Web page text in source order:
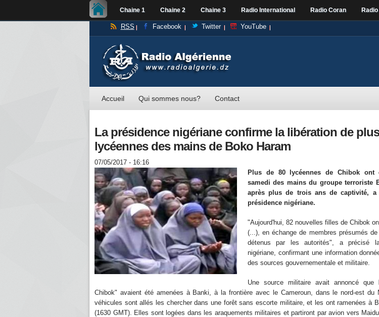
Chaine 1 Chaine 2 Chaine 3 Radio International Radio Coran
RSS Facebook Twitter YouTube
Accueil Qui sommes nous? Contact
La présidence nigériane confirme la libération de
lycéennes des mains de Boko Haram
07/05/2017 - 16:16
Plus de 80 lycéennes de Chibok ont
samedi des mains du groupe terroriste
après plus de trois ans de captivité, a
présidence nigériane.
"Aujourd'hui, 82 nouvelles filles de Chibok
(...), en échange de membres présumés
détenus par les autorités", a précisé
nigériane, confirmant une information
des sources gouvernementale et militaire.
Une source militaire avait annoncé
Chibok" avaient été amenées à Banki, à la frontière avec le Cameroun, dans le nord-est du
véhicules sont allés les chercher dans une forêt sans escorte militaire, et les ont ramenées à
(1630 GMT). Elles sont logées dans les araquements militaires et partiront par avion vers